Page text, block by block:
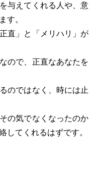
与えてくれる人や、意
す。
直」と「メリハリ」が
ので、正直なあなたを
のではなく、時には止
の気でなくなったのか
してくれるはずです。